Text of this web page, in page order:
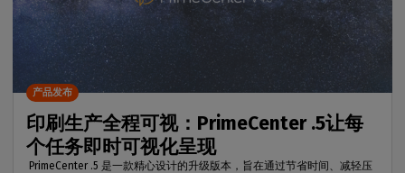
印刷生产全程可视：PrimeCenter .5让每
个任务即时可视化呈现
PrimeCenter .5 是一款精心设计的升级版本，旨在通过节省时间、减轻压
产品发布